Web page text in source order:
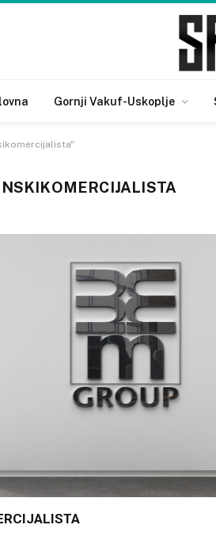
Gornji Vakuf-Uskoplje